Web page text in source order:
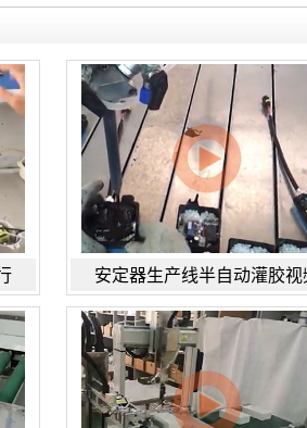
安定器生产线半自动灌胶视